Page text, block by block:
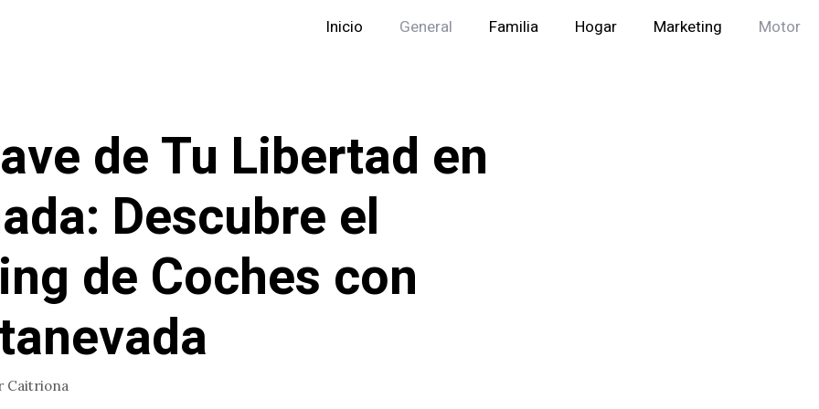
Inicio General Familia Hogar Marketing Motor
de Tu Libertad en
Descubre el
de Coches con
Caitriona